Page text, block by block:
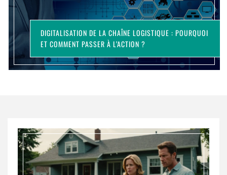
DIGITALISATION DE LA CHAÎNE LOGISTIQUE : POURQUOI
ET COMMENT PASSER À L’ACTION ?